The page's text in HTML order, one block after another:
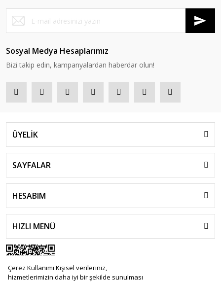
Çerez Kullanımı Kişisel verileriniz,
hizmetlerimizin daha iyi bir şekilde sunulması
Sosyal Medya Hesaplarımız
Bizi takip edin, kampanyalardan haberdar olun!
ÜYELİK
SAYFALAR
HESABIM
HIZLI MENÜ